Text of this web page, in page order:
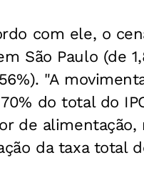
com ele, o
São Paulo (de
"A
do total do
de
da taxa total